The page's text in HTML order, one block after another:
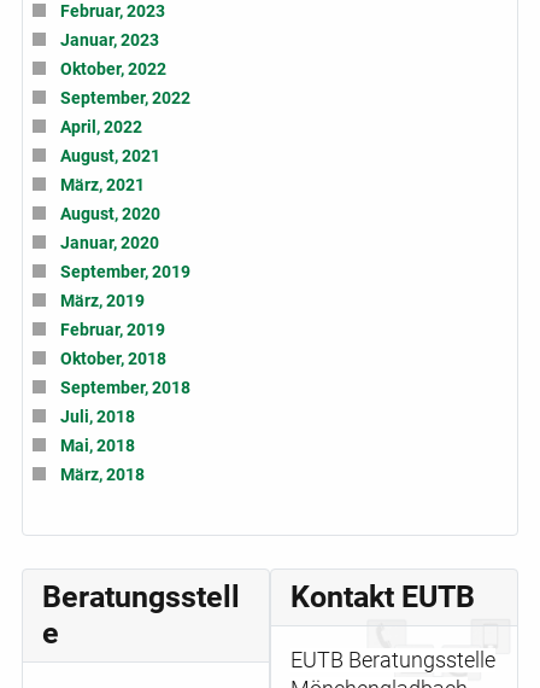
Februar, 2023
Januar, 2023
Oktober, 2022
September, 2022
April, 2022
August, 2021
März, 2021
August, 2020
Januar, 2020
September, 2019
März, 2019
Februar, 2019
Oktober, 2018
September, 2018
Juli, 2018
Mai, 2018
März, 2018
Beratungsstell
e
Kontakt EUTB
EUTB Beratungsstelle